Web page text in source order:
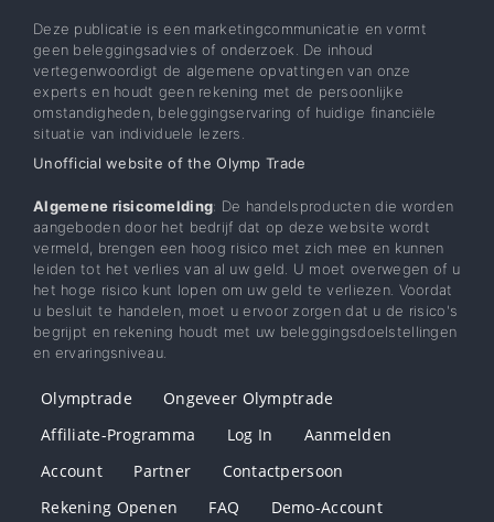
Deze publicatie is een marketingcommunicatie en vormt
geen beleggingsadvies of onderzoek. De inhoud
vertegenwoordigt de algemene opvattingen van onze
experts en houdt geen rekening met de persoonlijke
omstandigheden, beleggingservaring of huidige financiële
situatie van individuele lezers.
Unofficial website of the Olymp Trade
Algemene risicomelding: De handelsproducten die worden
aangeboden door het bedrijf dat op deze website wordt
vermeld, brengen een hoog risico met zich mee en kunnen
leiden tot het verlies van al uw geld. U moet overwegen of u
het hoge risico kunt lopen om uw geld te verliezen. Voordat
u besluit te handelen, moet u ervoor zorgen dat u de risico's
begrijpt en rekening houdt met uw beleggingsdoelstellingen
en ervaringsniveau.
Olymptrade
Ongeveer Olymptrade
Affiliate-Programma
Log In
Aanmelden
Account
Partner
Contactpersoon
Rekening Openen
FAQ Demo-Account